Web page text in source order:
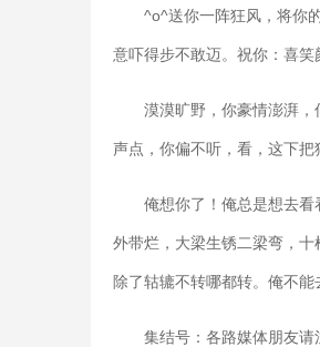
^o^送你一阵狂风，将你
意吓得步不敢迈。祝你：喜笑
漠漠旷野，你豪情澎湃
声点，你偏不听，看，这下把
俺想你了！俺总是想去
外带烂，大梁生锈二梁弯，
除了轱辘不转哪都转。俺不
集结号：各路媒体朋友